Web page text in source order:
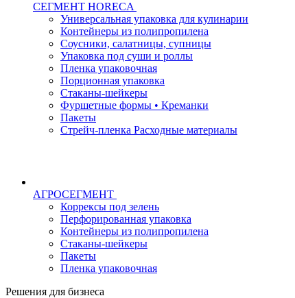
СЕГМЕНТ HORECA
Универсальная упаковка для кулинарии
Контейнеры из полипропилена
Соусники, салатницы, супницы
Упаковка под суши и роллы
Пленка упаковочная
Порционная упаковка
Стаканы-шейкеры
Фуршетные формы • Креманки
Пакеты
Стрейч-пленка Расходные материалы
АГРОСЕГМЕНТ
Коррексы под зелень
Перфорированная упаковка
Контейнеры из полипропилена
Стаканы-шейкеры
Пакеты
Пленка упаковочная
Решения для бизнеса